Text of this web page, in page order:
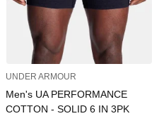
UNDER ARMOUR
Men's UA PERFORMANCE
COTTON - SOLID 6 IN 3PK